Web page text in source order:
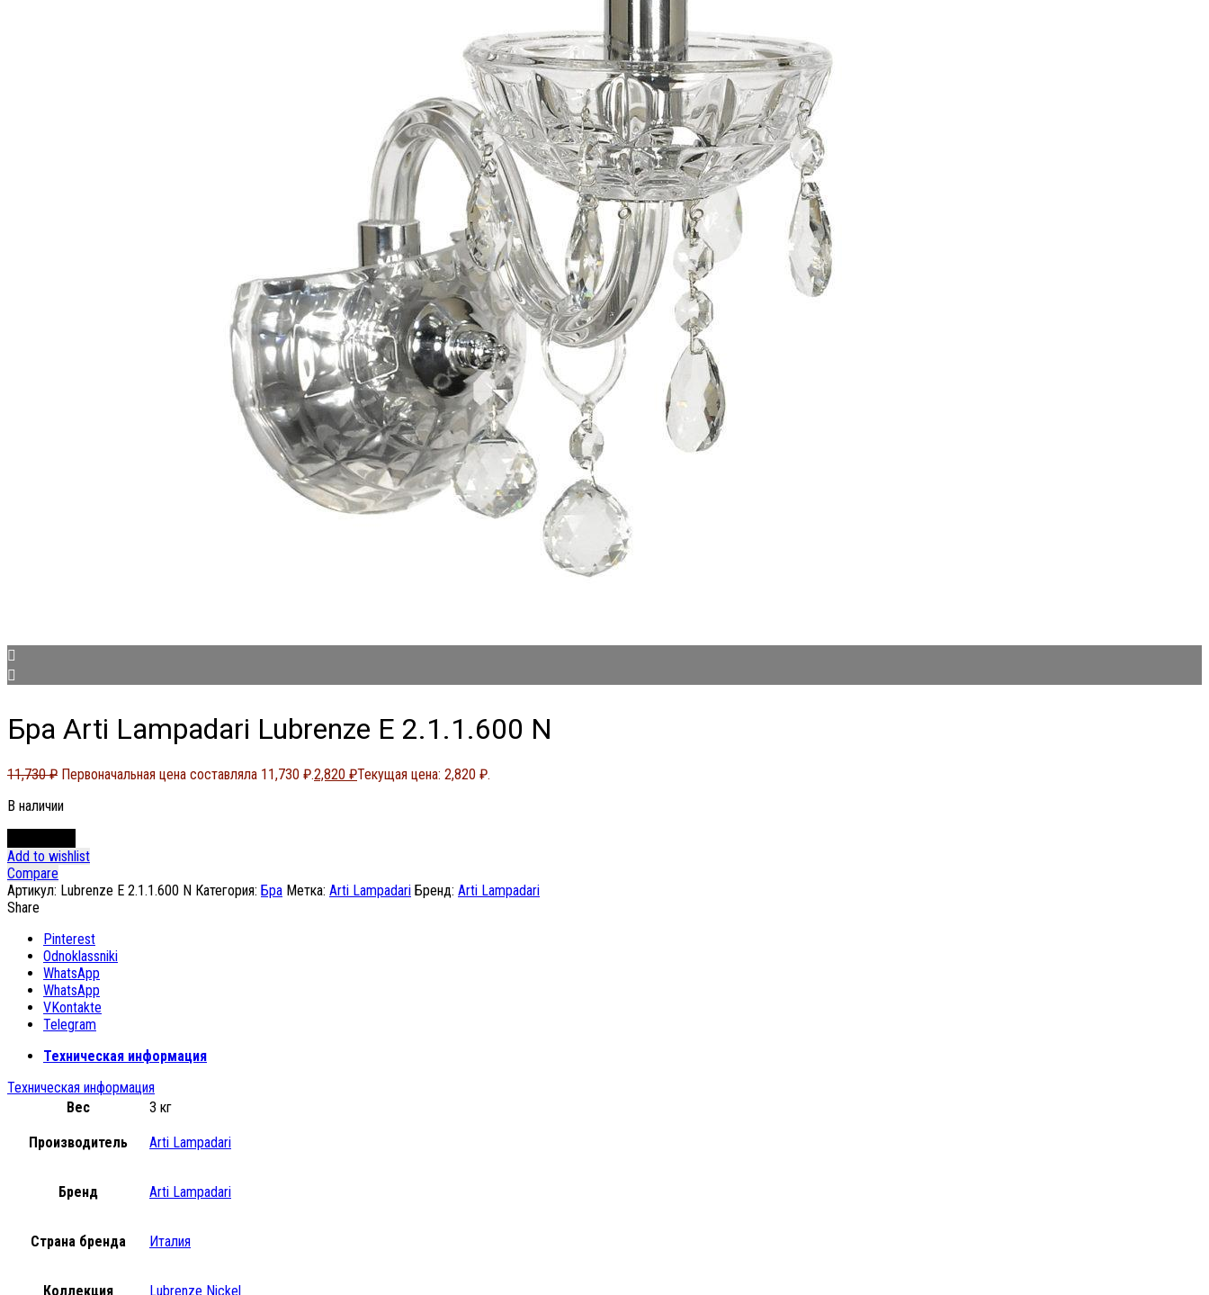
Бра Arti Lampadari Lubrenze E 2.1.1.600 N
11,730₽ Первоначальная цена составляла 11,730 ₽.2,820 ₽Текущая цена: 2,820 ₽.
В наличии
Add to wishlist
Compare
Артикул: Lubrenze E 2.1.1.600 N Категория: Бра Метка: Arti Lampadari Бренд: Arti Lampadari
Share
Pinterest
Odnoklassniki
WhatsApp
WhatsApp
VKontakte
Telegram
Техническая информация
Техническая информация
Вес
3 кг
Производитель Arti Lampadari
Бренд Arti Lampadari
Страна бренда Италия
Коллекция Lubrenze Nickel